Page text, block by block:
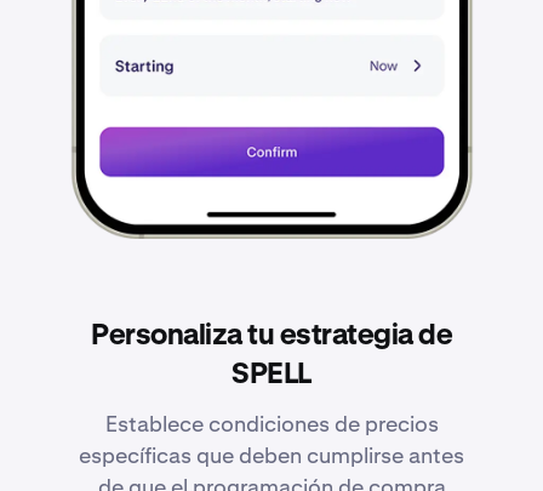
Personaliza tu estrategia de
SPELL
Establece condiciones de precios
específicas que deben cumplirse antes